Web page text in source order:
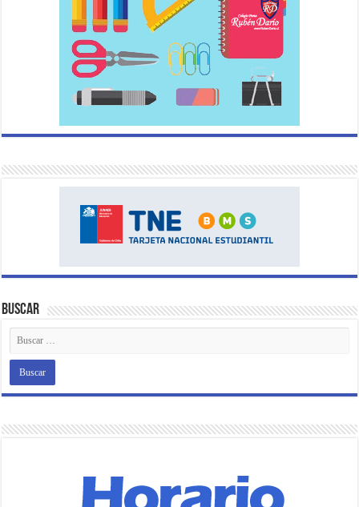
Buscar